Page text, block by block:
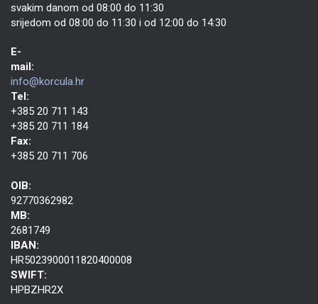
svakim danom od 08:00 do 11:30
srijedom od 08:00 do 11:30 i od 12:00 do 14:30
E-
mail:
info@korcula.hr
Tel:
+385 20 711 143
+385 20 711 184
Fax:
+385 20 711 706
OIB:
92770362982
MB:
2681749
IBAN:
HR5023900011820400008
SWIFT:
HPBZHR2X